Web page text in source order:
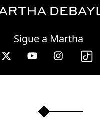
Sigue a Martha